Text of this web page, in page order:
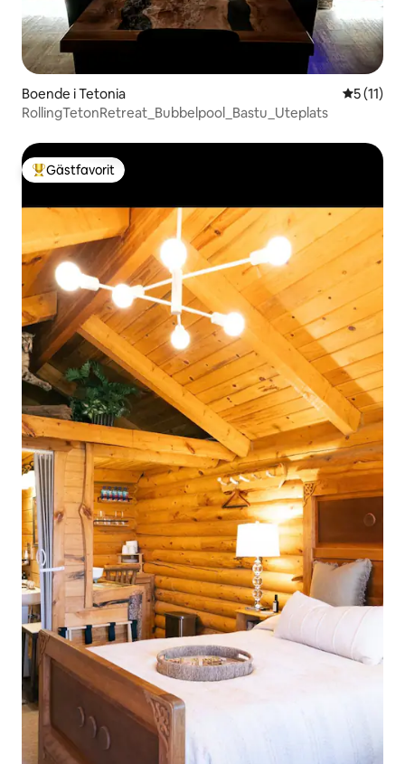
Boende i Tetonia 5 av 5 i
5 (11)
RollingTetonRetreat_Bubbelpool_Bastu_Uteplats
Populär gästfavorit
Gästfavorit